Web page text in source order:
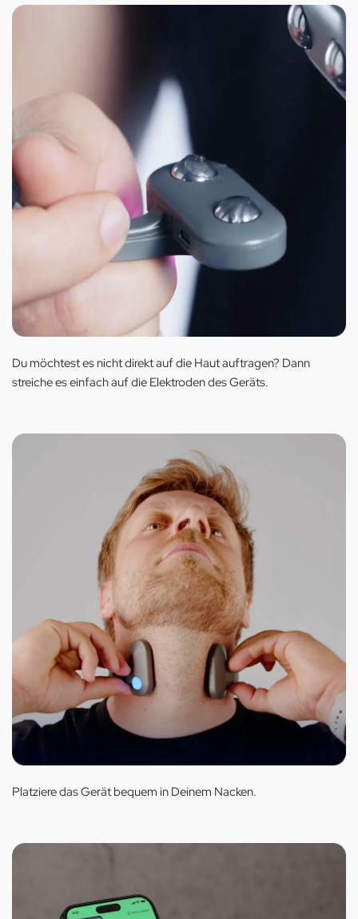
Du möchtest es nicht direkt auf die Haut auftragen? Dann
streiche es einfach auf die Elektroden des Geräts.
Platziere das Gerät bequem in Deinem Nacken.